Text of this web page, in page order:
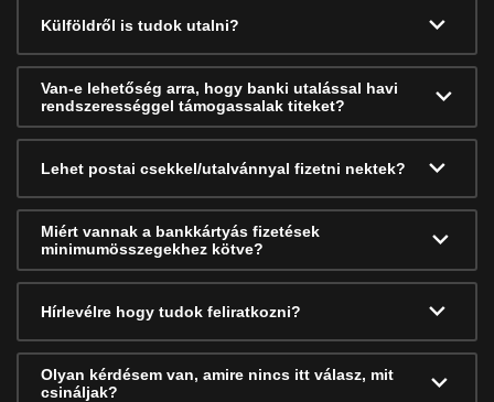
Külföldről is tudok utalni?
Van-e lehetőség arra, hogy banki utalással havi
rendszerességgel támogassalak titeket?
Lehet postai csekkel/utalvánnyal fizetni nektek?
Miért vannak a bankkártyás fizetések
minimumösszegekhez kötve?
Hírlevélre hogy tudok feliratkozni?
Olyan kérdésem van, amire nincs itt válasz, mit
csináljak?